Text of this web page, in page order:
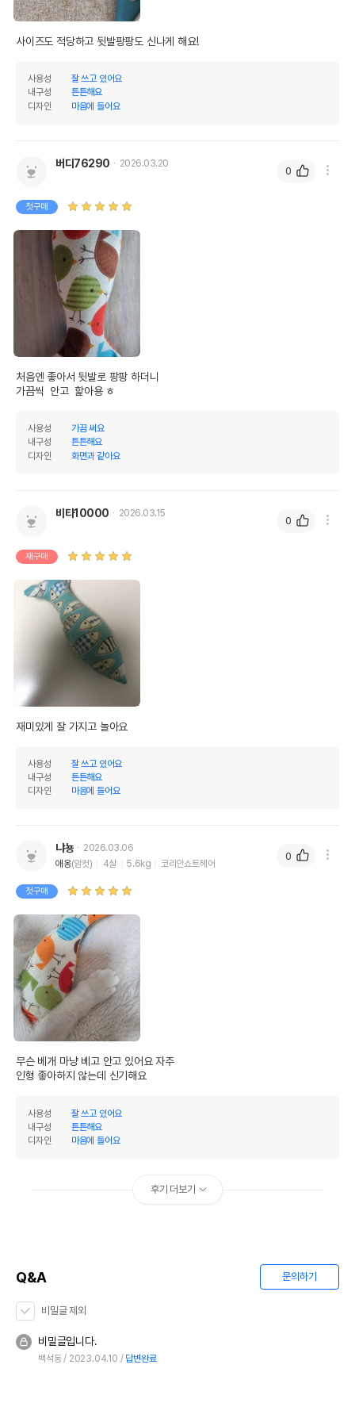
사이즈도 적당하고 뒷발팡팡도 신나게 해요!
사용성
잘 쓰고 있어요
내구성
튼튼해요
디자인
마음에 들어요
버디76290 2026.03.20
첫구매
처음엔 좋아서 뒷발로 팡팡 하더니
가끔씩  안고  핥아용 ㅎ
사용성
가끔 써요
내구성
튼튼해요
디자인
화면과 같아요
0
비타10000 2026.03.15
재구매
재미있게 잘 가지고 놀아요
사용성
잘 쓰고 있어요
내구성
튼튼해요
디자인
마음에 들어요
0
냐뇽
2026.03.06
애옹(암컷) 4살 5.6kg 코리안쇼트헤어
첫구매
무슨 베개 마냥 베고 안고 있어요 자주
인형 좋아하지 않는데 신기해요
사용성
잘 쓰고 있어요
내구성
튼튼해요
디자인
마음에 들어요
0
후기 더보기
Q&A 문의하기
비밀글 제외
비밀글입니다.
백석동 2023.04.10 답변완료